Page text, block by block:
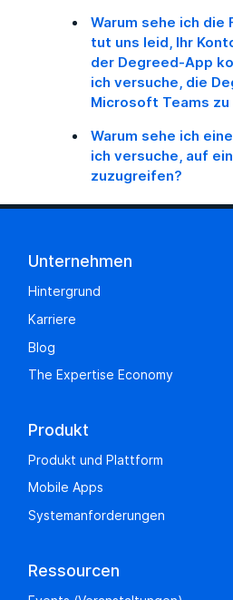
Warum sehe ich die
tut uns leid, Ihr
der Degreed-App
ich versuche, die
Microsoft Teams
Warum sehe ich
ich versuche, auf
zuzugreifen?
Unternehmen
Hintergrund
Karriere
Blog
The Expertise Economy
Produkt
Produkt und Plattform
Mobile Apps
Systemanforderungen
Ressourcen